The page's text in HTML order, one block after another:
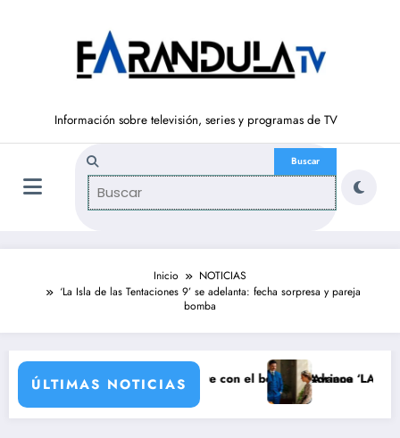
Información sobre televisión, series y programas de TV
Inicio
NOTICIAS
‘La Isla de las Tentaciones 9’ se adelanta: fecha sorpresa y pareja
bomba
ÚLTIMAS NOTICIAS
(6 de agosto): Luisa huye con el bebé de AdrianaAvance ‘LA PROMESA’